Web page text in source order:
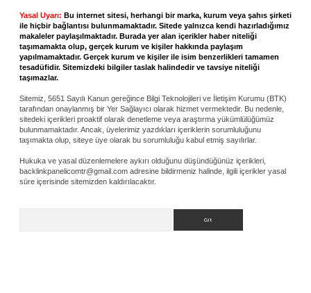
Yasal Uyarı: Bu internet sitesi, herhangi bir marka, kurum veya şahıs şirketi
ile hiçbir bağlantısı bulunmamaktadır. Sitede yalnızca kendi hazırladığımız
makaleler paylaşılmaktadır. Burada yer alan içerikler haber niteliği
taşımamakta olup, gerçek kurum ve kişiler hakkında paylaşım
yapılmamaktadır. Gerçek kurum ve kişiler ile isim benzerlikleri tamamen
tesadüfidir. Sitemizdeki bilgiler taslak halindedir ve tavsiye niteliği
taşımazlar.
Sitemiz, 5651 Sayılı Kanun gereğince Bilgi Teknolojileri ve İletişim Kurumu (BTK)
tarafından onaylanmış bir Yer Sağlayıcı olarak hizmet vermektedir. Bu nedenle,
sitedeki içerikleri proaktif olarak denetleme veya araştırma yükümlülüğümüz
bulunmamaktadır. Ancak, üyelerimiz yazdıkları içeriklerin sorumluluğunu
taşımakta olup, siteye üye olarak bu sorumluluğu kabul etmiş sayılırlar.
Hukuka ve yasal düzenlemelere aykırı olduğunu düşündüğünüz içerikleri,
backlinkpanelicomtr@gmail.com adresine bildirmeniz halinde, ilgili içerikler yasal
süre içerisinde sitemizden kaldırılacaktır.